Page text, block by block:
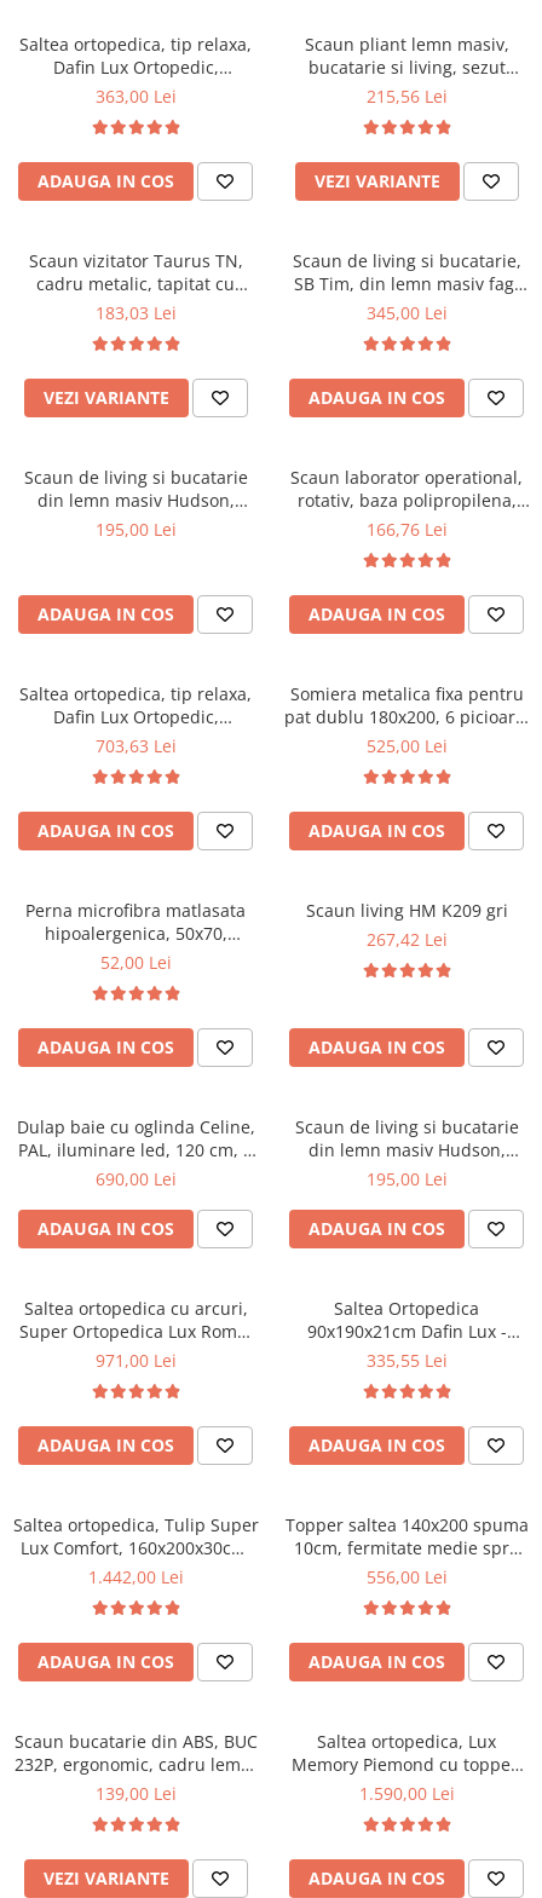
Saltele cu arcuri impachetate
individual
Saltele Memory Pocket
Saltele Memory Foam
Saltele Memory Pocket
Saltele cu plasa arcuri
Saltele cu spuma
Saltele cu spuma poliuretanica
Saltele Latex
Saltele 140x200
Saltele 180x200
Top saltele
Top saltele 5 cm
Top saltele memory 5 cm
Top saltele MemoHR 6.5 cm
Saltele cu plasa de arcuri
Saltele cu spuma
Paturi
Seturi de pat si saltea
Masute de toaleta
Mobilier living
Scaune pentru living
Comode living
Set mese plus scaune
Mobilier birou
Scaune ergonomice
Etajere Birou
Birouri
Scaune pentru birou
Scaune pentru vizitatori
Mobilier bucatarie
Mese bucatarie
Mobila bucatarie
Seturi mese si scaune bucatarie
Mobilier hol
Suporturi si rafturi pantofi
Portmantouri
Seturi mobilier hol
Stender haine
Suport pentru umerase
Cuiere
Mese gradinita
Scaune gradinita
Set mese si scaune gradinita
Mobilier copii
Mobila camera copii
Saltele patuturi copii
Paturi copii
Masa si scaune gradinita
Seturi comode living si dormitor
Scaune birou
Scaune profesionale
Scaune resigilate
Scaune conferinta
Scaune terasa si outdoor
Saltea ortopedica, tip relaxa,
Dafin Lux Ortopedic,
90x200x21cm, fermitate
Bonell, fata vara-iarna, sistem
de aerisire cu butoni, Salt
Confort
363,00 Lei
ADAUGA IN COS
Scaun pliant lemn masiv,
bucatarie si living, sezut
tapitat cu piele ecologica, 100
215,56 Lei
VEZI VARIANTE
Scaun vizitator Taurus TN,
cadru metalic, tapitat cu
stofa, stivuibil, 120 kg, negru
183,03 Lei
VEZI VARIANTE
Scaun de living si bucatarie,
SB Tim, din lemn masiv fag,
tapiterie stofa, lacuit, 120 kg,
345,00 Lei
ADAUGA IN COS
Scaun de living si bucatarie
din lemn masiv Hudson,
tapiterie stofa,100 kg,
195,00 Lei
ADAUGA IN COS
Scaun laborator operational,
rotativ, baza polipropilena,
piele ecologica, inaltime
166,76 Lei
ADAUGA IN COS
Saltea ortopedica, tip relaxa,
Dafin Lux Ortopedic,
160x200x21cm, fermitate
Bonell, fata vara-iarna, sistem
de aerisire cu butoni, Salt
Confort
703,63 Lei
ADAUGA IN COS
Somiera metalica fixa pentru
pat dublu 180x200, 6 picioare,
32 lamele lemn fag, benzi
negru
525,00 Lei
ADAUGA IN COS
Perna microfibra matlasata
hipoalergenica, 50x70,
umplutura bilute siliconizate,
52,00 Lei
ADAUGA IN COS
Scaun living HM K209 gri
267,42 Lei
ADAUGA IN COS
Dulap baie cu oglinda Celine,
PAL, iluminare led, 120 cm, 3
usi, 3 rafturi, soft close, alb
690,00 Lei
ADAUGA IN COS
Scaun de living si bucatarie
din lemn masiv Hudson,
tapiterie stofa,100 kg,
195,00 Lei
ADAUGA IN COS
Saltea ortopedica cu arcuri,
Super Ortopedica Lux Roma,
160x200x23cm, fermitate tare,
vara-iarna, sistem aerisire
perimetral, Saltex
971,00 Lei
ADAUGA IN COS
Saltea Ortopedica
90x190x21cm Dafin Lux -
Arcuri Bonell, Fermitate
335,55 Lei
ADAUGA IN COS
Saltea ortopedica, Tulip Super
Lux Comfort, 160x200x30cm,
fermitate tare, cu plasa de
aerisire banda Spaceair,
Saltsib
1.442,00 Lei
ADAUGA IN COS
Topper saltea 140x200 spuma
10cm, fermitate medie spre
tare, spuma poliuretanica,
microfibra, Saltsib
556,00 Lei
ADAUGA IN COS
Scaun bucatarie din ABS, BUC
232P, ergonomic, cadru lemn,
100 kg
139,00 Lei
VEZI VARIANTE
Saltea ortopedica, Lux
Memory Piemond cu topper,
160x200x32cm, fermitate tare,
2,5 cm, husa matlasata,
sistem de aerisire perimetral,
greutate maxima sustinuta
1.590,00 Lei
ADAUGA IN COS